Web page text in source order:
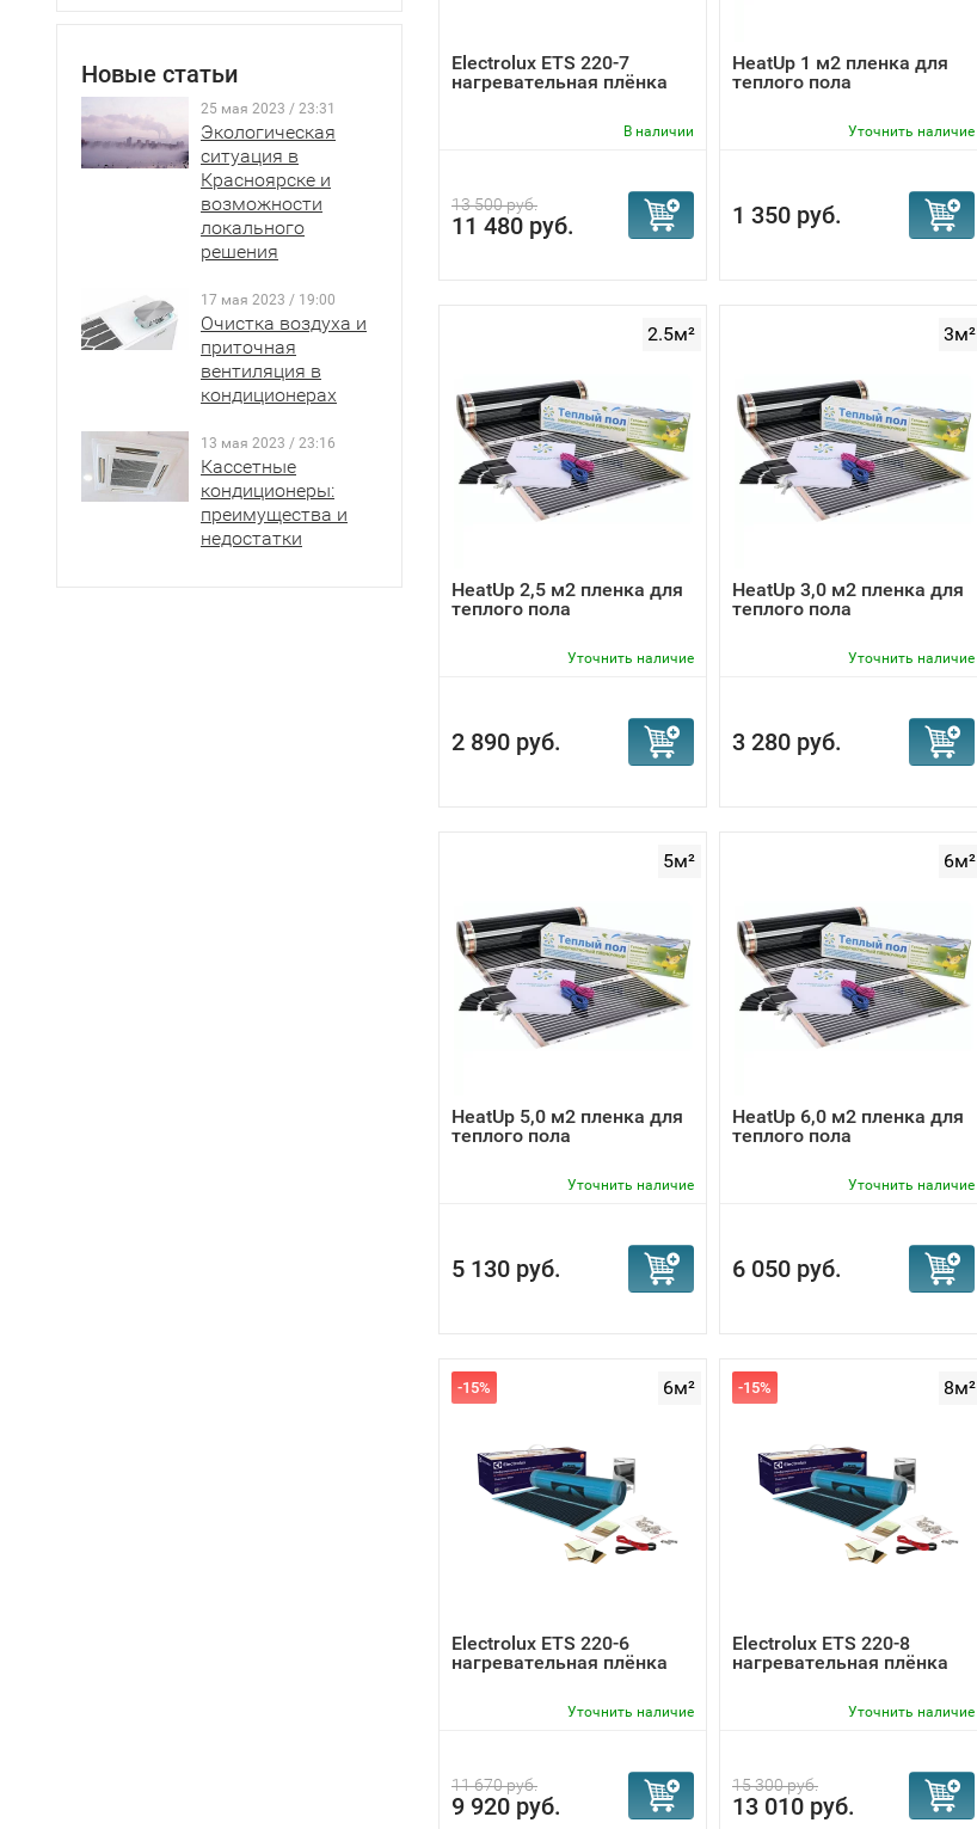
Новые статьи
25 мая 2023 / 23:31
Экологическая
ситуация в
Красноярске и
возможности
локального
решения
17 мая 2023 / 19:00
Очистка воздуха и
приточная
вентиляция в
кондиционерах
13 мая 2023 / 23:16
Кассетные
кондиционеры:
преимущества и
недостатки
монолитное соединение кафеля с подогревом.
Electrolux ETS 220-7
нагревательная плёнка
В наличии
13 500 руб.
11 480 руб.
HeatUp 1 м2 пленка для
теплого пола
Уточнить наличие
1 350 руб.
2.5м²
HeatUp 2,5 м2 пленка для
теплого пола
Уточнить наличие
2 890 руб.
3м²
HeatUp 3,0 м2 пленка для
теплого пола
Уточнить наличие
3 280 руб.
5м²
HeatUp 5,0 м2 пленка для
теплого пола
Уточнить наличие
5 130 руб.
6м²
HeatUp 6,0 м2 пленка для
теплого пола
Уточнить наличие
6 050 руб.
6м²
-15%
Electrolux ETS 220-6
нагревательная плёнка
Уточнить наличие
11 670 руб.
9 920 руб.
8м²
-15%
Electrolux ETS 220-8
нагревательная плёнка
Уточнить наличие
15 300 руб.
13 010 руб.